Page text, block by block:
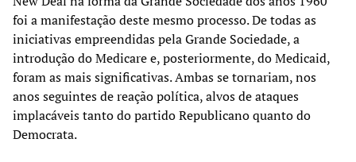
foi a manifestação deste mesmo processo. De todas as
iniciativas empreendidas pela Grande Sociedade, a
introdução do Medicare e, posteriormente, do Medicaid,
foram as mais significativas. Ambas se tornariam, nos
anos seguintes de reação política, alvos de ataques
implacáveis tanto do partido Republicano quanto do
Democrata.